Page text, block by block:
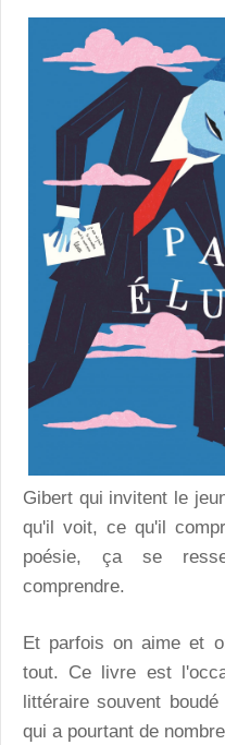
Gibert qui invitent le
qu'il voit, ce qu'il
poésie, ça se
comprendre.
Et parfois on aime et
tout. Ce livre est
littéraire souvent
qui a pourtant de